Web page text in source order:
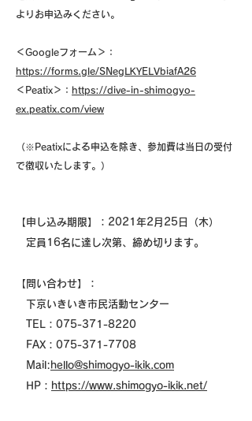
よりお申込みください。
＜Googleフォーム＞：
https://forms.gle/SNegLKYELVbiafA26
＜Peatix＞： https://dive-in-shimogyo-
ex.peatix.com/view
（※Peatixによる申込を除き、参加費は当日の受付
で徴収いたします。）
【申し込み期限】： 2021年2月25日（木）
定員16名に達し次第、締め切ります。
【問い合わせ】：
下京いきいき市民活動センター
TEL：075-371-8220
FAX：075-371-7708
Mail: hello@shimogyo-ikik.com
HP： https://www.shimogyo-ikik.net/